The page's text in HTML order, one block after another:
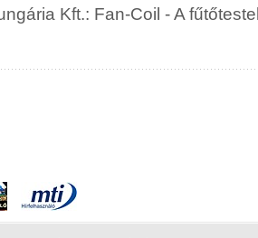
Kft.: Fan-Coil - A